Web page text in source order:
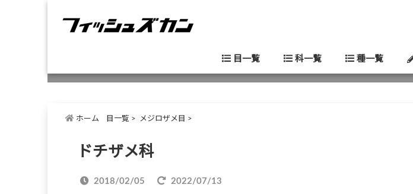
目一覧 科一覧 種一覧
ホーム 目一覧 > メジロザメ目 >
ドチザメ科
2018/02/05 2022/07/13